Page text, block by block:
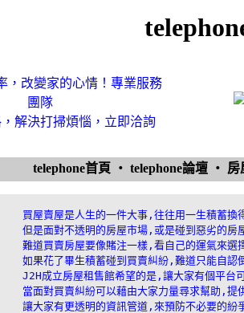
，改變家的心情！專業服務
團隊
解決打掃煩惱，立即洽詢
telephone首頁 ‧ telephone論壇 ‧
買屋賣屋是人生的一件大事,往往用一生積蓄換
但是面對不透明的房屋市場,或是碰到惡劣的房
難道買賣房屋要像賭注一樣,看自己的運氣來選
如果花了畢生積蓄碰到買賣糾紛,難道只能自認
J2H成立房屋租售館希望的是,讓大家有個平台
當面對買賣糾紛可以藉由大家力量尋求幫助,提
讓大家有更透明的資訊管道,來預防不必要的紛